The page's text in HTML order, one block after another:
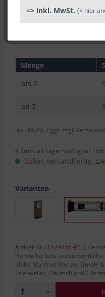
Menge
bis 2
ab 3
inkl. MwSt. / ggf. zzgl.
4 Stück ab Lager verfügbar /
Sofort versandfertig,
Varianten
Artikel-Nr.: 1579456-P1 /
Hersteller bzw. verantwortliche
alpha Manfred Wenzel GmbH
Trierweiler, Deutschland /
=> inkl. MwSt. (< hier